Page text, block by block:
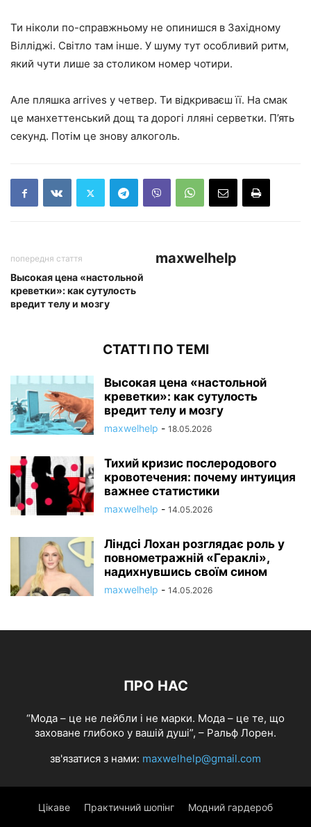
Ти ніколи по-справжньому не опинишся в Західному
Вілліджі. Світло там інше. У шуму тут особливий ритм,
який чути лише за столиком номер чотири.
Але пляшка arrives у четвер. Ти відкриваєш її. На смак
це манхеттенський дощ та дорогі лляні серветки. П’ять
секунд. Потім це знову алкоголь.
попередня стаття
Высокая цена «настольной
креветки»: как сутулость
вредит телу и мозгу
maxwelhelp
СТАТТІ ПО ТЕМІ
Высокая цена «настольной
креветки»: как сутулость
вредит телу и мозгу
maxwelhelp - 18.05.2026
Тихий кризис послеродового
кровотечения: почему интуиция
важнее статистики
maxwelhelp - 14.05.2026
Ліндсі Лохан розглядає роль у
повнометражній «Гераклі»,
надихнувшись своїм сином
maxwelhelp - 14.05.2026
ПРО НАС
“Мода – це не лейбли і не марки. Мода – це те, що
заховане глибоко у вашій душі”, – Ральф Лорен.
зв'язатися з нами: maxwelhelp@gmail.com
Цікаве Практичний шопінг Модний гардероб